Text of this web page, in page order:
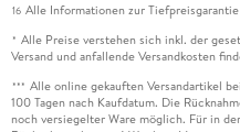
16 Alle Informationen zur
* Alle Preise verstehen sich inkl. der
Versand und anfallende Versandkosten
*** Alle online gekauften Versandartikel
100 Tagen nach Kaufdatum. Die
noch versiegelter Ware möglich. Für in